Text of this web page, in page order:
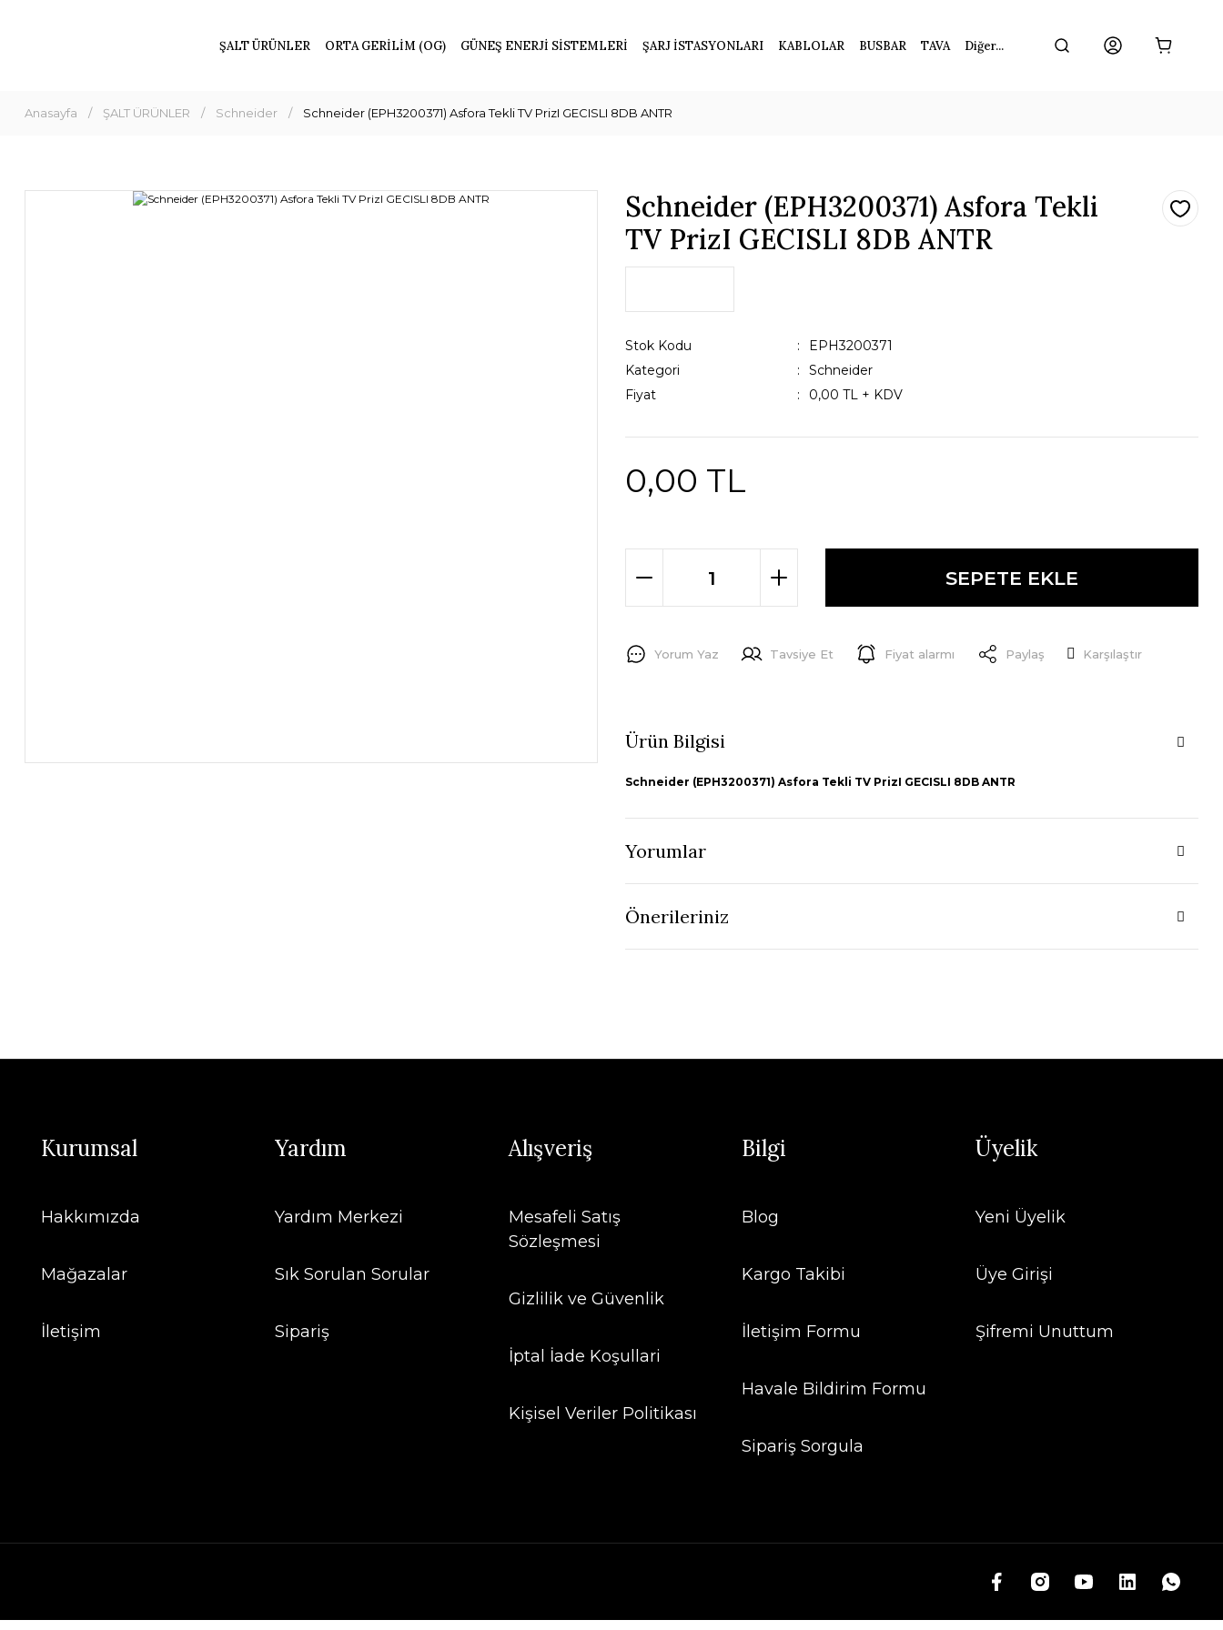
ŞALT ÜRÜNLER ORTA GERİLİM (OG) GÜNEŞ ENERJİ SİSTEMLERİ ŞARJ İSTASYONLARI KABLOLAR BUSBAR TAVA Diğer...
Anasayfa ŞALT ÜRÜNLER Schneider Schneider (EPH3200371) Asfora Tekli TV PrizI GECISLI 8DB ANTR
Schneider (EPH3200371) Asfora Tekli
TV PrizI GECISLI 8DB ANTR
Stok Kodu
EPH3200371
Kategori
Schneider
Fiyat
0,00 TL + KDV
0,00 TL
SEPETE EKLE
Yorum Yaz Tavsiye Et Fiyat alarmı Paylaş Karşılaştır
Ürün Bilgisi
Schneider (EPH3200371) Asfora Tekli TV PrizI GECISLI 8DB ANTR
Yorumlar
Önerileriniz
Kurumsal
Hakkımızda
Mağazalar
İletişim
Yardım
Yardım Merkezi
Sık Sorulan Sorular
Sipariş
Alışveriş
Mesafeli Satış
Sözleşmesi
Gizlilik ve Güvenlik
İptal İade Koşullari
Kişisel Veriler Politikası
Bilgi
Blog
Kargo Takibi
İletişim Formu
Havale Bildirim Formu
Sipariş Sorgula
Üyelik
Yeni Üyelik
Üye Girişi
Şifremi Unuttum